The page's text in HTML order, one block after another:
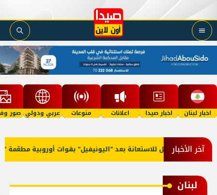
اخبار لبنان اخبار صيدا اعلانات منوعات عربي ودولي صور
آخر الأخبار
النار ومَيل للاستعانة بعد "اليونيفيل" بقوات أوروبية مطعّمة
لبنان